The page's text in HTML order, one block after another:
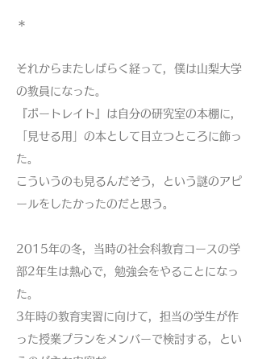
＊
それからまたしばらく経って，僕は山梨大学
の教員になった。
『ポートレイト』は自分の研究室の本棚に，
「見せる用」の本として目立つところに飾っ
た。
こういうのも見るんだぞう，という謎のアピ
ールをしたかったのだと思う。
2015年の冬，当時の社会科教育コースの学
部2年生は熱心で，勉強会をやることになっ
た。
3年時の教育実習に向けて，担当の学生が作
った授業プランをメンバーで検討する，とい